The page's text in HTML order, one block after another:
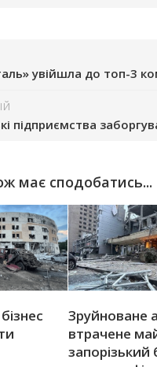
має сподобатись...
Зруйноване
втрачене
запорізький